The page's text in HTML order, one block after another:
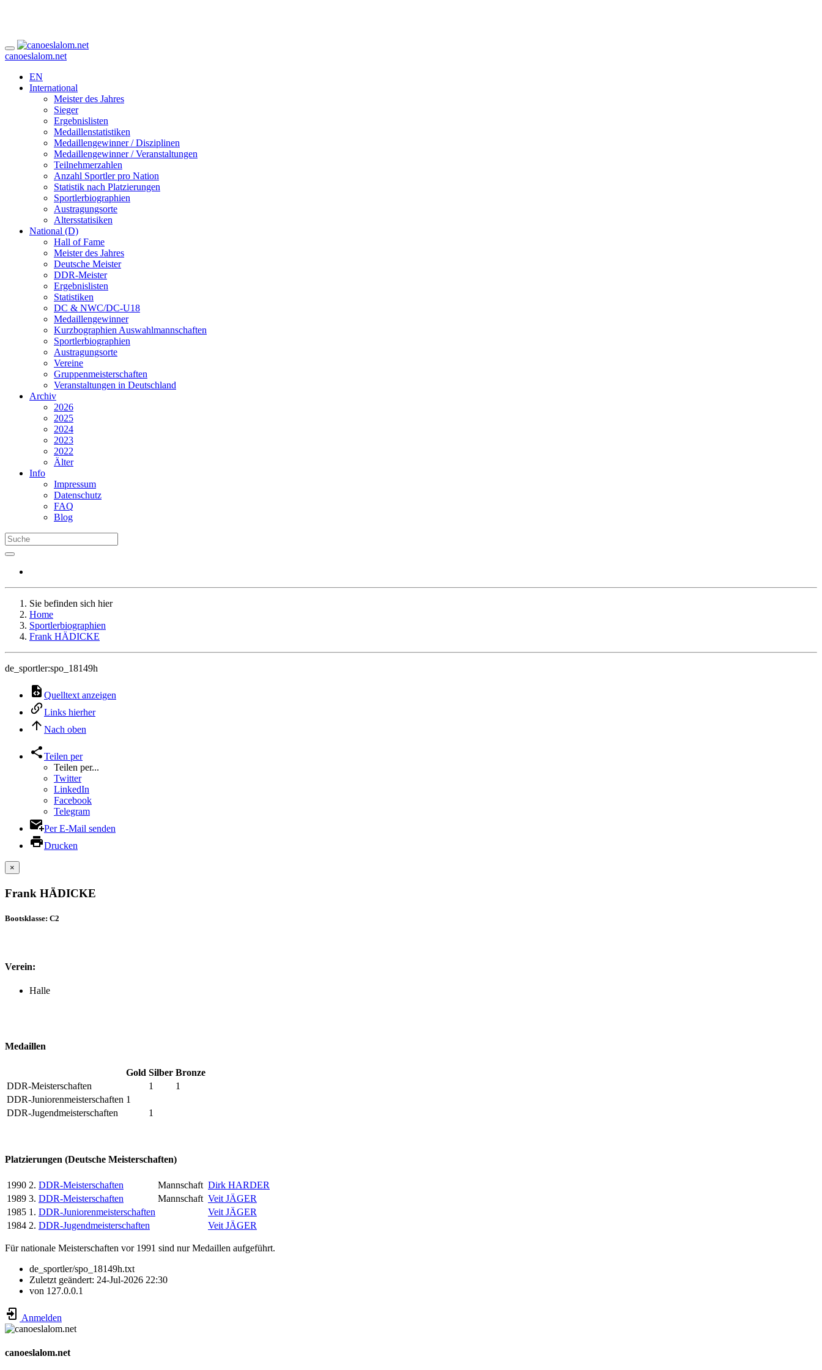
canoeslalom.net
EN
International
Meister des Jahres
Sieger
Ergebnislisten
Medaillenstatistiken
Medaillengewinner / Disziplinen
Medaillengewinner / Veranstaltungen
Teilnehmerzahlen
Anzahl Sportler pro Nation
Statistik nach Platzierungen
Sportlerbiographien
Austragungsorte
Altersstatisiken
National (D)
Hall of Fame
Meister des Jahres
Deutsche Meister
DDR-Meister
Ergebnislisten
Statistiken
DC & NWC/DC-U18
Medaillengewinner
Kurzbographien Auswahlmannschaften
Sportlerbiographien
Austragungsorte
Vereine
Gruppenmeisterschaften
Veranstaltungen in Deutschland
Archiv
2026
2025
2024
2023
2022
Älter
Info
Impressum
Datenschutz
FAQ
Blog
Sie befinden sich hier
Home
Sportlerbiographien
Frank HÄDICKE
de_sportler:spo_18149h
Quelltext anzeigen
Links hierher
Nach oben
Teilen per
Teilen per...
Twitter
LinkedIn
Facebook
Telegram
Per E-Mail senden
Drucken
×
Frank HÄDICKE
Bootsklasse: C2
Verein:
Halle
Medaillen
Gold Silber Bronze
DDR-Meisterschaften
1
1
DDR-Juniorenmeisterschaften 1
DDR-Jugendmeisterschaften
1
Platzierungen (Deutsche Meisterschaften)
1990 2. DDR-Meisterschaften Mannschaft Dirk HARDER
1989 3. DDR-Meisterschaften Mannschaft Veit JÄGER
1985 1. DDR-Juniorenmeisterschaften
Veit JÄGER
1984 2. DDR-Jugendmeisterschaften Veit JÄGER
Für nationale Meisterschaften vor 1991 sind nur Medaillen aufgeführt.
de_sportler/spo_18149h.txt
Zuletzt geändert: 24-Jul-2026 22:30
von 127.0.0.1
Anmelden
canoeslalom.net